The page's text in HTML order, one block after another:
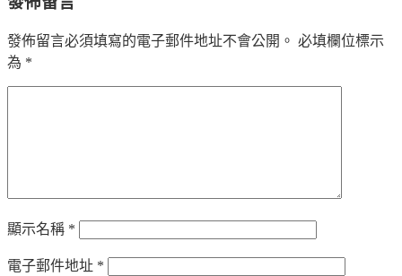
發佈留言必須填寫的電子郵件地址不會公開。 必填欄位標示
為 *
顯示名稱 *
電子郵件地址 *